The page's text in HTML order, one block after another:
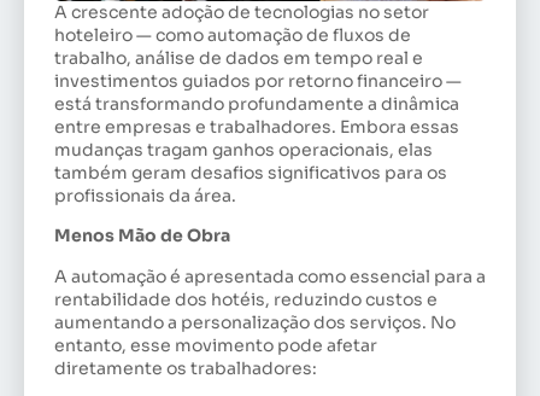
A crescente adoção de tecnologias no setor
hoteleiro — como automação de fluxos de
trabalho, análise de dados em tempo real e
investimentos guiados por retorno financeiro —
está transformando profundamente a dinâmica
entre empresas e trabalhadores. Embora essas
mudanças tragam ganhos operacionais, elas
também geram desafios significativos para os
profissionais da área.
Menos Mão de Obra
A automação é apresentada como essencial para a
rentabilidade dos hotéis, reduzindo custos e
aumentando a personalização dos serviços. No
entanto, esse movimento pode afetar
diretamente os trabalhadores: